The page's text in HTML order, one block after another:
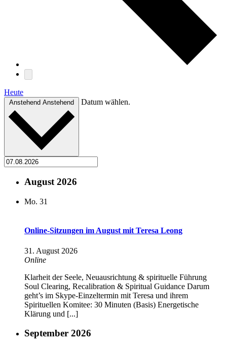
Heute
Anstehend Anstehend Datum wählen.
August 2026
Mo. 31
Online-Sitzungen im August mit Teresa Leong
31. August 2026
Online
Klarheit der Seele, Neuausrichtung & spirituelle Führung
Soul Clearing, Recalibration & Spiritual Guidance Darum
geht’s im Skype-Einzeltermin mit Teresa und ihrem
Spirituellen Komitee: 30 Minuten (Basis) Energetische
Klärung und [...]
September 2026